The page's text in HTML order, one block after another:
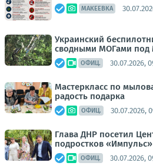
МАКЕЕВКА
Украинский
сводными МОГами под
ОФИЦ. 30.07.2026,
Мастеркласс по
радость подарка
ОФИЦ. 30.07.2026,
Глава ДНР посетил
подростков
ОФИЦ. 30.07.2026,